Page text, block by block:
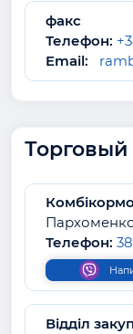
факс
Телефон:
Email:
Телефон:
Відділ